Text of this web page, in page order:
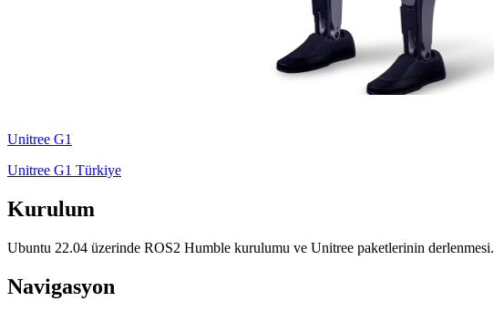
Unitree G1
Unitree G1 Türkiye
Kurulum
Ubuntu 22.04 üzerinde ROS2 Humble kurulumu ve Unitree paketlerinin derlenmesi.
Navigasyon